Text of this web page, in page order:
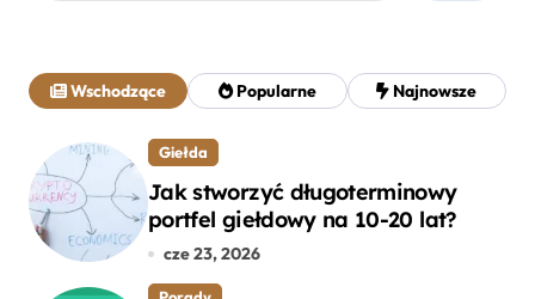
j
:
Wschodzące Popularne Najnowsze
Giełda
Jak stworzyć długoterminowy
portfel giełdowy na 10-20 lat?
cze 23, 2026